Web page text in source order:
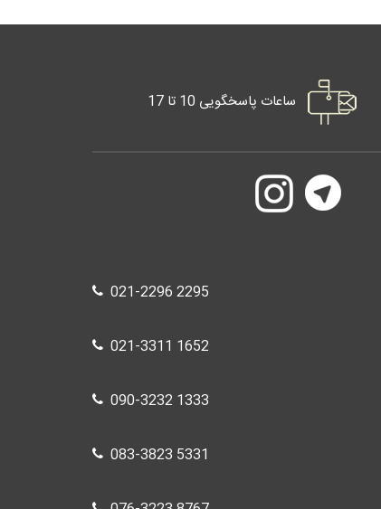
ساعات پاسخگویی 10 تا 17
021-2296 2295
021-3311 1652
090-3232 1333
083-3823 5331